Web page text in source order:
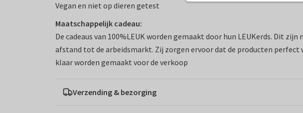
Vegan en niet op dieren getest
Maatschappelijk cadeau:
De cadeaus van 100%LEUK worden gemaakt door hun LEUKerds. Dit zijn
afstand tot de arbeidsmarkt. Zij zorgen ervoor dat de producten perfect
klaar worden gemaakt voor de verkoop
Verzending & bezorging